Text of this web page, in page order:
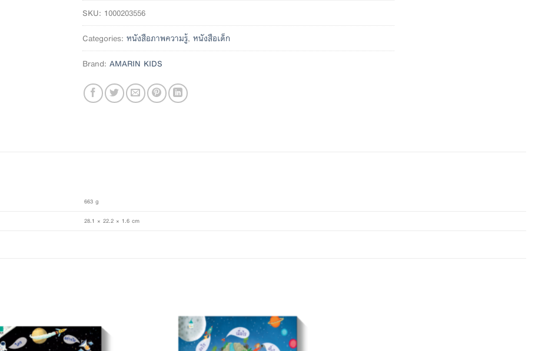
SKU: 1000203556
Categories: หนังสือภาพความรู้, หนังสือเด็ก
Brand: AMARIN KIDS
663 g
28.1 × 22.2 × 1.6 cm